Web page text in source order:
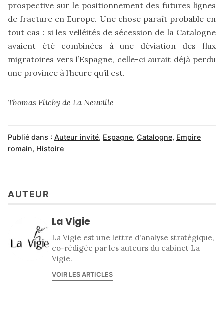
prospective sur le positionnement des futures lignes
de fracture en Europe. Une chose paraît probable en
tout cas : si les velléités de sécession de la Catalogne
avaient été combinées à une déviation des flux
migratoires vers l’Espagne, celle-ci aurait déjà perdu
une province à l’heure qu’il est.
Thomas Flichy de La Neuville
Publié dans : Auteur invité, Espagne, Catalogne, Empire
romain, Histoire
AUTEUR
La Vigie
La Vigie est une lettre d'analyse stratégique,
co-rédigée par les auteurs du cabinet La
Vigie.
VOIR LES ARTICLES